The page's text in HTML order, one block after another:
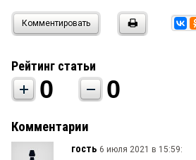
Комментировать
Рейтинг статьи
0 0
Комментарии
гость 6 июля 2021 в 15:59: